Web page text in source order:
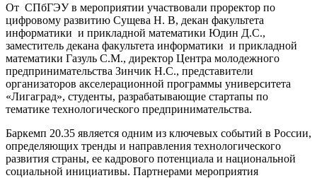
От СПбГЭУ в мероприятии участвовали проректор по
цифровому развитию Сущева Н. В, декан факультета
информатики и прикладной математики Юдин Д.С.,
заместитель декана факультета информатики и прикладной
математики Газуль С.М., директор Центра молодежного
предпринимательства Зинчик Н.С., представители
организаторов акселерационной программы университета
«Лигаград», студенты, разрабатывающие стартапы по
тематике технологического предпринимательства.
Баркемп 20.35 является одним из ключевых событий в России,
определяющих тренды и направления технологического
развития страны, ее кадрового потенциала и национальной
социальной инициативы. Партнерами мероприятия